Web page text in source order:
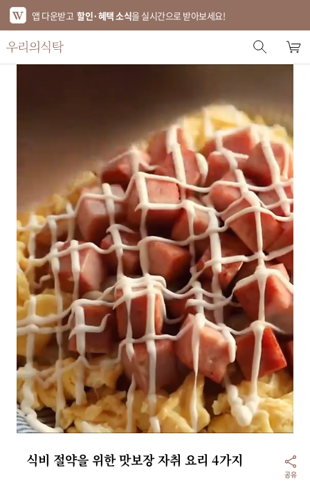
앱 다운받고 할인·혜택 소식을 실시간으로 받아보세요!
에디터 추천
한정특가
베스트
신상품
기획전
브랜드
푸드
키친
리빙
가전
공유
식비 절약을 위한 맛보장 자취 요리 4가지